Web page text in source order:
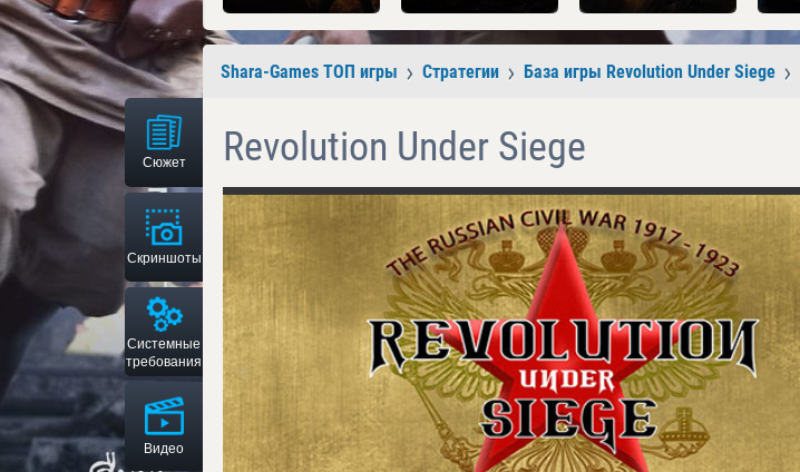
Shara-Games ТОП игры Стратегии База игры Revolution Under Siege
Сюжет
Скриншоты
Системные
требования
Видео
Revolution Under Siege